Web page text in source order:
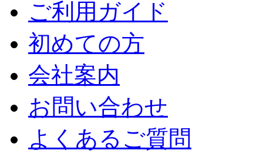
ご利用ガイド
初めての方
会社案内
お問い合わせ
よくあるご質問